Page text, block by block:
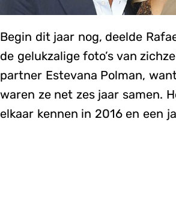
Begin dit jaar nog, deelde
de gelukzalige foto’s van
partner Estevana Polman,
waren ze net zes jaar samen.
elkaar kennen in 2016 en een